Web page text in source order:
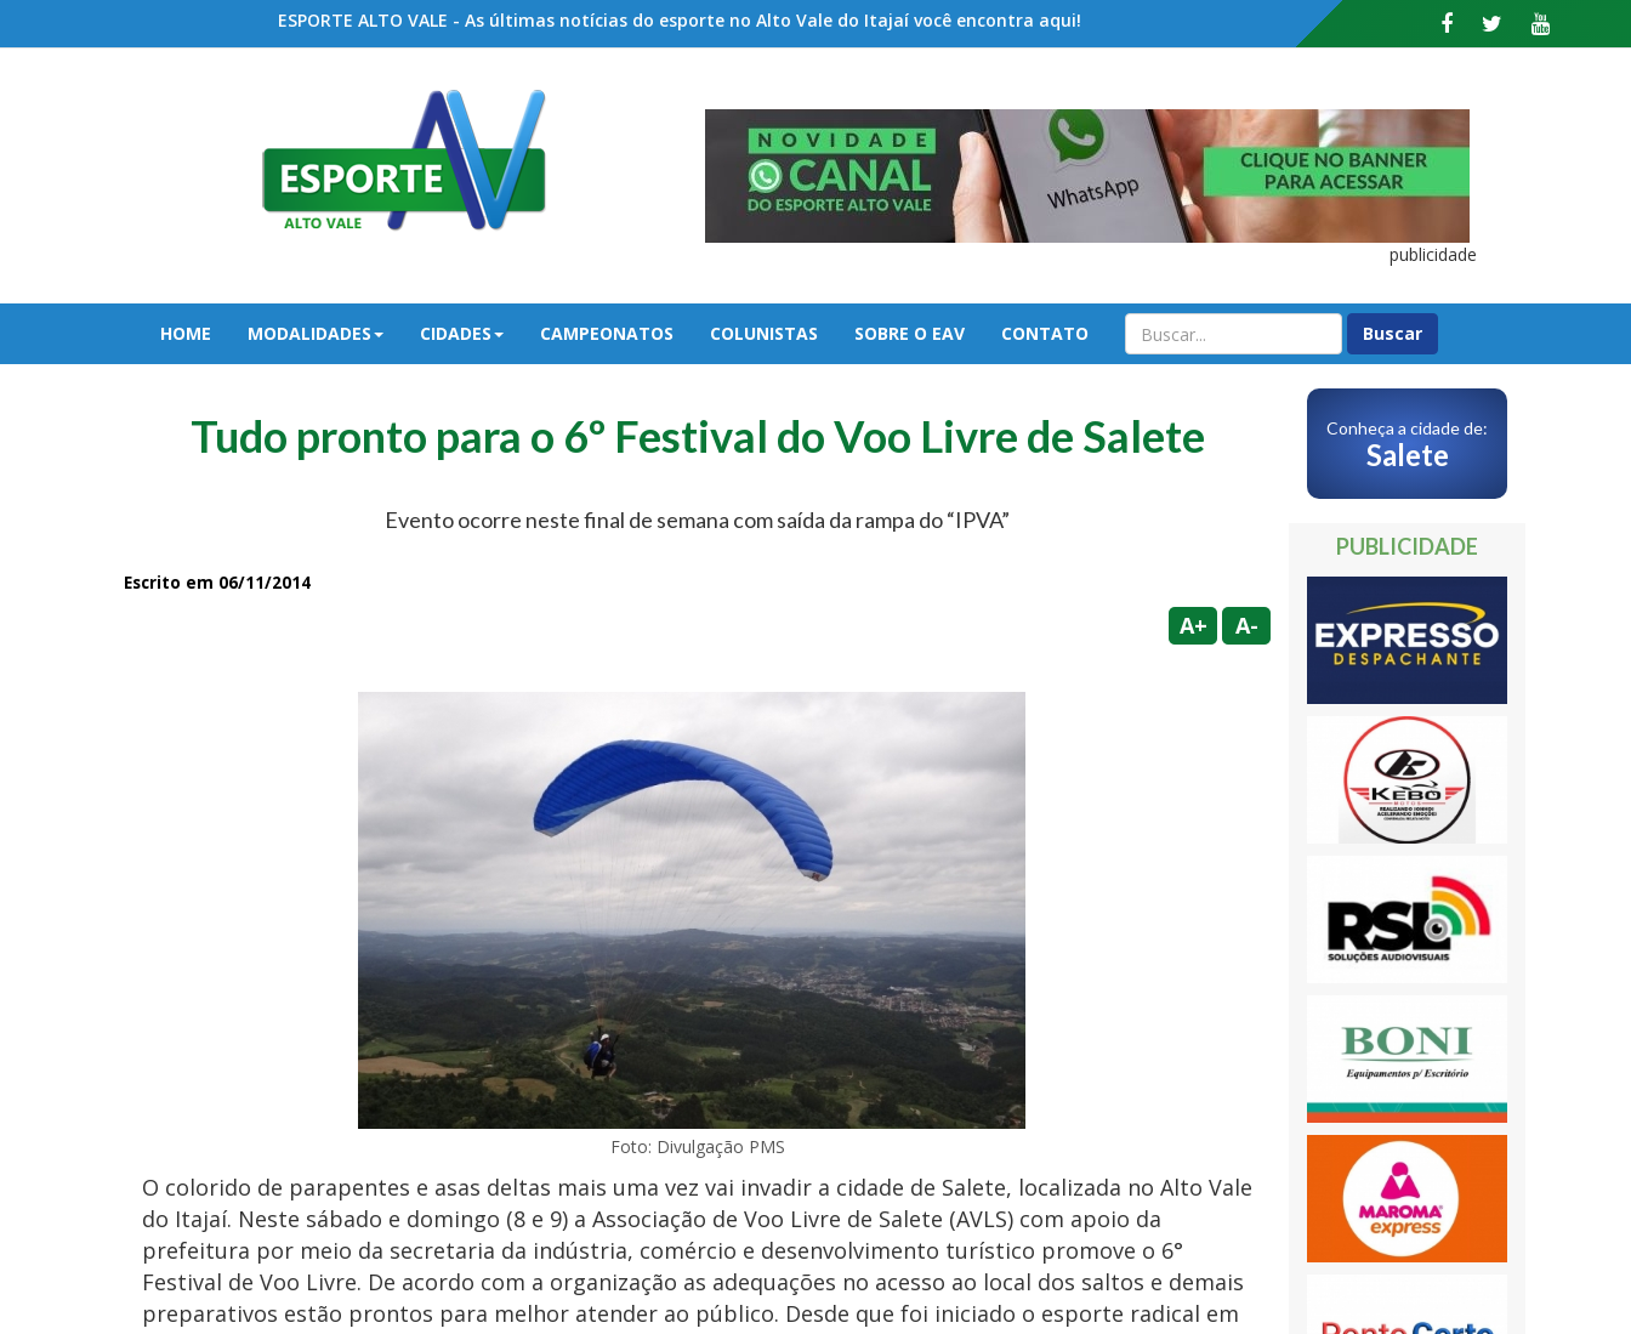
ESPORTE ALTO VALE - As últimas notícias do esporte no Alto Vale do Itajaí você encontra aqui!
publicidade
HOME MODALIDADES CIDADES CAMPEONATOS COLUNISTAS SOBRE O EAV CONTATO
Tudo pronto para o 6º Festival do Voo Livre de Salete
Evento ocorre neste final de semana com saída da rampa do “IPVA”
Escrito em 06/11/2014
A+ A-
Foto: Divulgação PMS
O colorido de parapentes e asas deltas mais uma vez vai invadir a cidade de Salete, localizada no Alto Vale
do Itajaí. Neste sábado e domingo (8 e 9) a Associação de Voo Livre de Salete (AVLS) com apoio da
prefeitura por meio da secretaria da indústria, comércio e desenvolvimento turístico promove o 6°
Festival de Voo Livre. De acordo com a organização as adequações no acesso ao local dos saltos e demais
preparativos estão prontos para melhor atender ao público. Desde que foi iniciado o esporte radical em
Conheça a cidade de:
Salete
PUBLICIDADE